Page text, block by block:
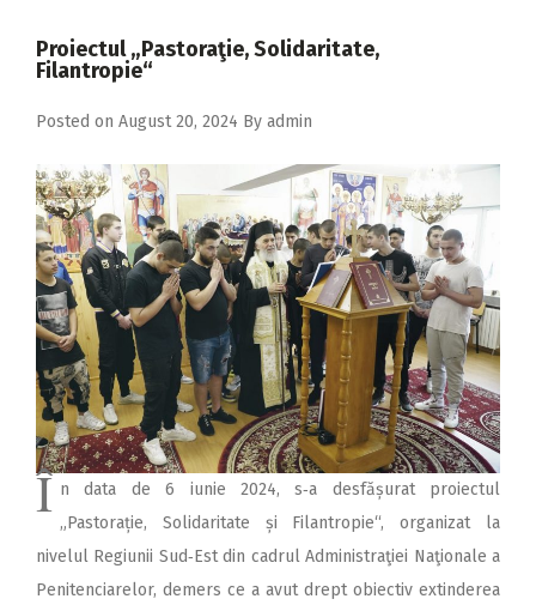
2017
2014
2013
2012
2011
2010
2009
Proiectul „Pastoraţie, Solidaritate,
Filantropie“
Posted on August 20, 2024 By admin
Î n data de 6 iunie 2024, s‑a desfășurat proiectul
„Pastorație, Solidaritate și Filantropie“, organizat la
nivelul Regiunii Sud‑Est din cadrul Administraţiei Naţionale a
Penitenciarelor, demers ce a avut drept obiectiv extinderea